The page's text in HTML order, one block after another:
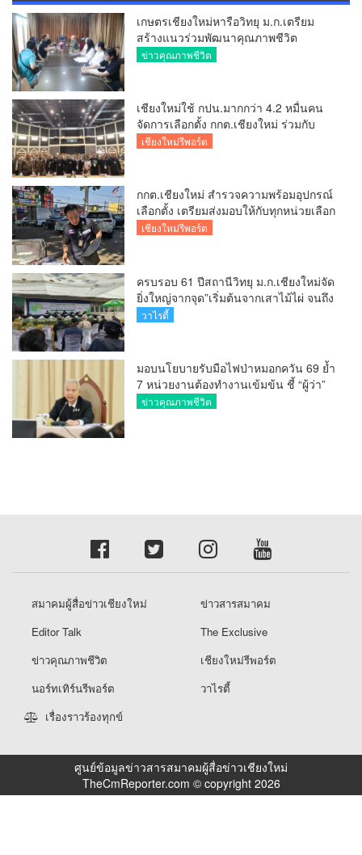
เกษตรเชียงใหม่หารือวิทยุ ม.ก.เตรียม
สร้างแนวร่วมพัฒนาคุณภาพชีวิต
เกษตรกร สื่อสารข้อมูลถูกต้องขับเคลื่อน
ข่าวคุณภาพชีวิต
เชียงใหม่ใช้ กปน.มากกว่า 4.2 หมื่นคน
จัดการเลือกตั้ง กกต.เชียงใหม่ ร่วมกับ
นายอำเภอหางดง ตรวจความเรียบร้อย
เชียงใหม่รีพอร์ต
กกต.เชียงใหม่ สำรวจความพร้อมอุปกรณ์
เลือกตั้ง เตรียมส่งมอบให้กับทุกหน่วยเลือก
ตั้งในวันพรุ่งนี้
เชียงใหม่รีพอร์ต
ครบรอบ 61 ปีสถานีวิทยุ ม.ก.เชียงใหม่จัด
ยิ่งใหญ่จากจุด”เริ่มต้นจากเสาไม้ไผ่ จนถึง
วันที่มี KURplus ในวันนี้”
วาไรตี้
มอบนโยบายรับมือไฟป่าหมอกควัน 69 ย้ำ
7 หน่วยงานต้องทำงานเข้มข้น ชี้ “ผู้ว่า”
คีย์แมนสำคัญทำปัญหาลด
ข่าวคุณภาพชีวิต
สมาคมผู้สื่อข่าวเชียงใหม่
ข่าวสารสมาคม
Editor Talk
The Exclusive
ข่าวคุณภาพชีวิต
เชียงใหม่รีพอร์ต
นอร์ทเทิร์นรีพอร์ต
วาไรตี้
เรื่องราวร้องทุกข์
ศูนย์ข้อมูลข่าวสารสมาคมผู้สื่อข่าวเชียงใหม่
TheCmReporter.com © copyright 2026